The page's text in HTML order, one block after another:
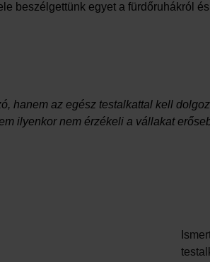
beszélgettünk egyet a fürdőruhákról
hanem az egész testalkattal kell
ilyenkor nem érzékeli a vállakat